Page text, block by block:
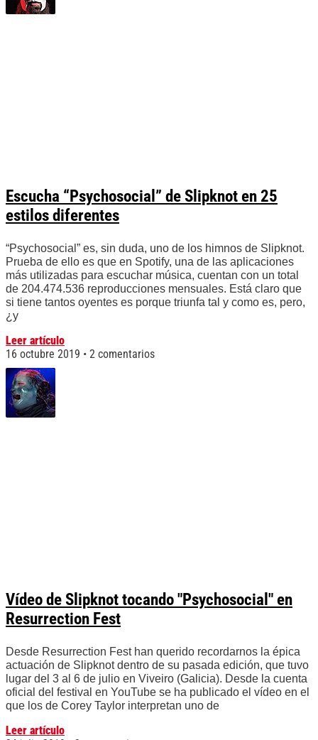
Escucha “Psychosocial” de Slipknot en 25
estilos diferentes
“Psychosocial” es, sin duda, uno de los himnos de Slipknot.
Prueba de ello es que en Spotify, una de las aplicaciones
más utilizadas para escuchar música, cuentan con un total
de 204.474.536 reproducciones mensuales. Está claro que
si tiene tantos oyentes es porque triunfa tal y como es, pero,
¿y
Leer artículo
16 octubre 2019
2 comentarios
Vídeo de Slipknot tocando "Psychosocial" en
Resurrection Fest
Desde Resurrection Fest han querido recordarnos la épica
actuación de Slipknot dentro de su pasada edición, que tuvo
lugar del 3 al 6 de julio en Viveiro (Galicia). Desde la cuenta
oficial del festival en YouTube se ha publicado el vídeo en el
que los de Corey Taylor interpretan uno de
Leer artículo